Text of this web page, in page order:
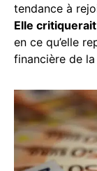
tendance à
Elle
en ce qu’elle
financière de